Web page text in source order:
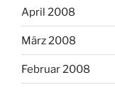
April 2008
März 2008
Februar 2008